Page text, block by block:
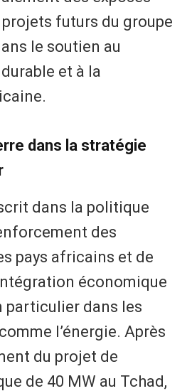
futurs du groupe
le soutien au
et à la
dans la stratégie
dans la politique
des
pays africains et de
économique
particulier dans les
l’énergie. Après
du projet de
de 40 MW au Tchad,